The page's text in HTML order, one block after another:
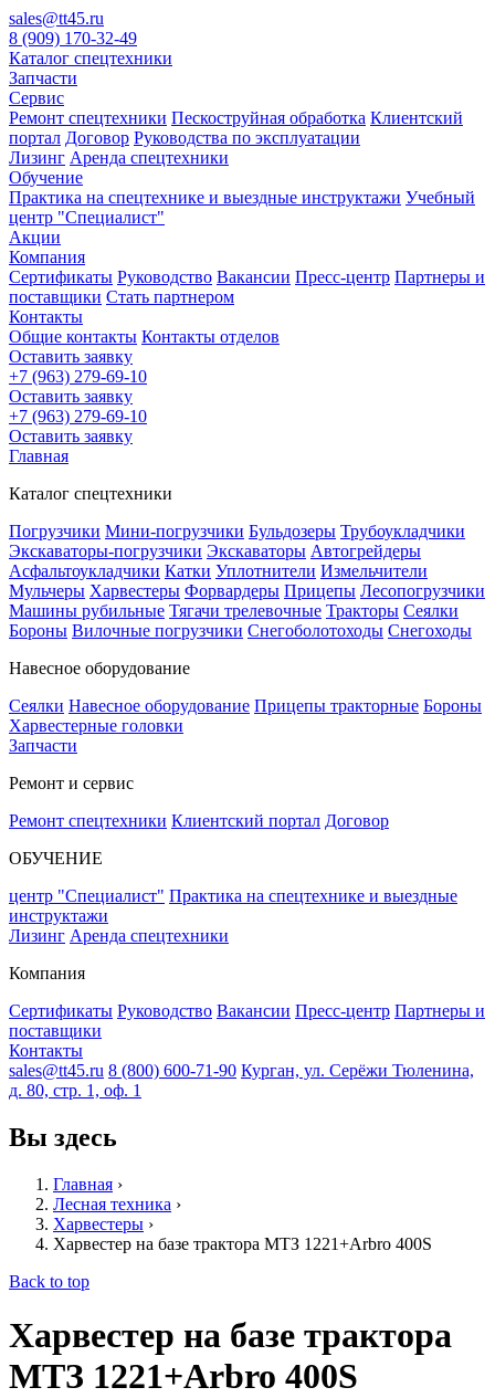
sales@tt45.ru
8 (909) 170-32-49
Каталог спецтехники
Запчасти
Сервис
Ремонт спецтехники Пескоструйная обработка Клиентский
портал Договор Руководства по эксплуатации
Лизинг Аренда спецтехники
Обучение
Практика на спецтехнике и выездные инструктажи Учебный
центр "Специалист"
Акции
Компания
Сертификаты Руководство Вакансии Пресс-центр Партнеры и
поставщики Стать партнером
Контакты
Общие контакты Контакты отделов
Оставить заявку
+7 (963) 279-69-10
Оставить заявку
+7 (963) 279-69-10
Оставить заявку
Главная
Каталог спецтехники
Погрузчики Мини-погрузчики Бульдозеры Трубоукладчики
Экскаваторы-погрузчики Экскаваторы Автогрейдеры
Асфальтоукладчики Катки Уплотнители Измельчители
Мульчеры Харвестеры Форвардеры Прицепы Лесопогрузчики
Машины рубильные Тягачи трелевочные Тракторы Сеялки
Бороны Вилочные погрузчики Снегоболотоходы Снегоходы
Навесное оборудование
Сеялки Навесное оборудование Прицепы тракторные Бороны
Харвестерные головки
Запчасти
Ремонт и сервис
Ремонт спецтехники Клиентский портал Договор
ОБУЧЕНИЕ
центр "Специалист" Практика на спецтехнике и выездные
инструктажи
Лизинг Аренда спецтехники
Компания
Сертификаты Руководство Вакансии Пресс-центр Партнеры и
поставщики
Контакты
sales@tt45.ru 8 (800) 600-71-90 Курган, ул. Серёжи Тюленина,
д. 80, стр. 1, оф. 1
Вы здесь
Главная ›
Лесная техника ›
Харвестеры ›
Харвестер на базе трактора МТЗ 1221+Arbro 400S
Back to top
Харвестер на базе трактора
МТЗ 1221+Arbro 400S